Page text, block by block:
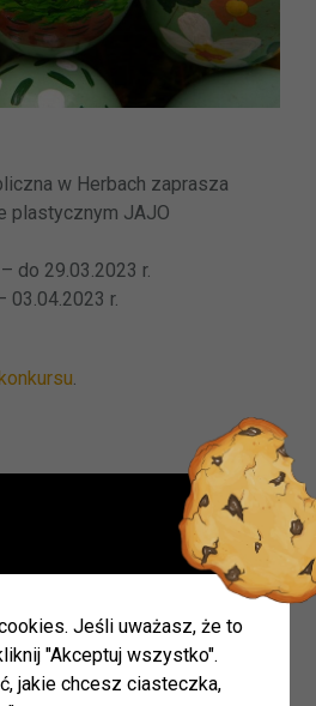
w Herbach zaprasza
plastycznym JAJO
do 29.03.2023 r.
03.04.2023 r.
.
Jeśli uważasz, że to
"Akceptuj wszystko".
jakie chcesz ciasteczka,